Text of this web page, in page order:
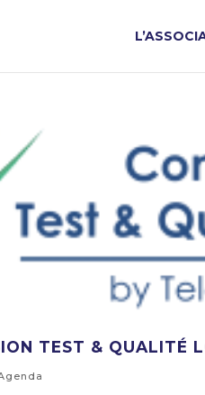
TEST & QUALITÉ